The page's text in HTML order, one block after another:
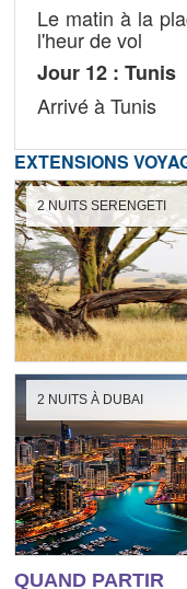
Le matin à la
l'heur de vol
Jour 12 : Tunis
Arrivé à Tunis
EXTENSIONS
2 NUITS SERENGETI
2 NUITS À DUBAI
QUAND PARTIR